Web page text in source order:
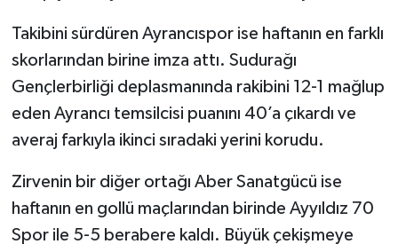
Takibini sürdüren Ayrancıspor ise haftanın en farklı
skorlarından birine imza attı. Sudurağı
Gençlerbirliği deplasmanında rakibini 12-1 mağlup
eden Ayrancı temsilcisi puanını 40’a çıkardı ve
averaj farkıyla ikinci sıradaki yerini korudu.
Zirvenin bir diğer ortağı Aber Sanatgücü ise
haftanın en gollü maçlarından birinde Ayyıldız 70
Spor ile 5-5 berabere kaldı. Büyük çekişmeye